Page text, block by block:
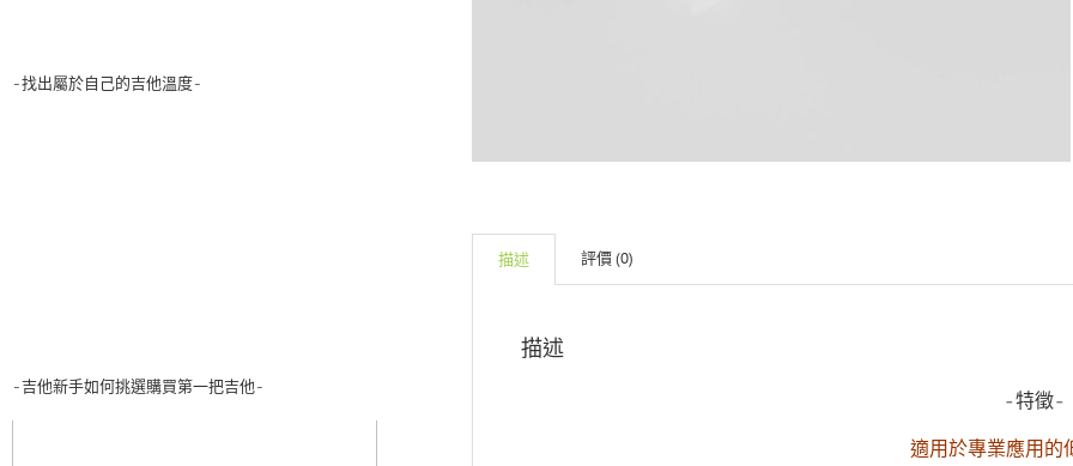
描述 評價 (0)
描述
-特徵-
適用於專業應用的
-找出屬於自己的吉他溫度-
-吉他新手如何挑選購買第一把吉他-